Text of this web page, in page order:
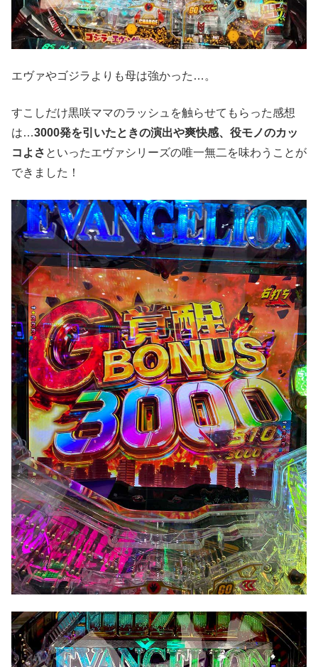
エヴァやゴジラよりも母は強かった…。
すこしだけ黒咲ママのラッシュを触らせてもらった感想
は…3000発を引いたときの演出や爽快感、役モノのカッ
コよさ といったエヴァシリーズの唯一無二を味わうことが
できました！